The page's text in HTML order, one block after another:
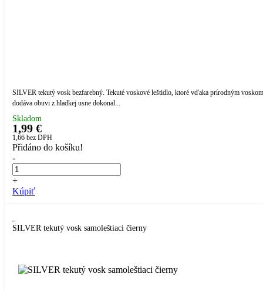
SILVER tekutý vosk bezfarebný. Tekuté voskové leštidlo, ktoré vďaka prírodným voskom
dodáva obuvi z hladkej usne dokonal...
Skladom
1,99 €
1,66 bez DPH
Přidáno do košíku!
-
+
Kúpiť
SILVER tekutý vosk samoleštiaci čierny